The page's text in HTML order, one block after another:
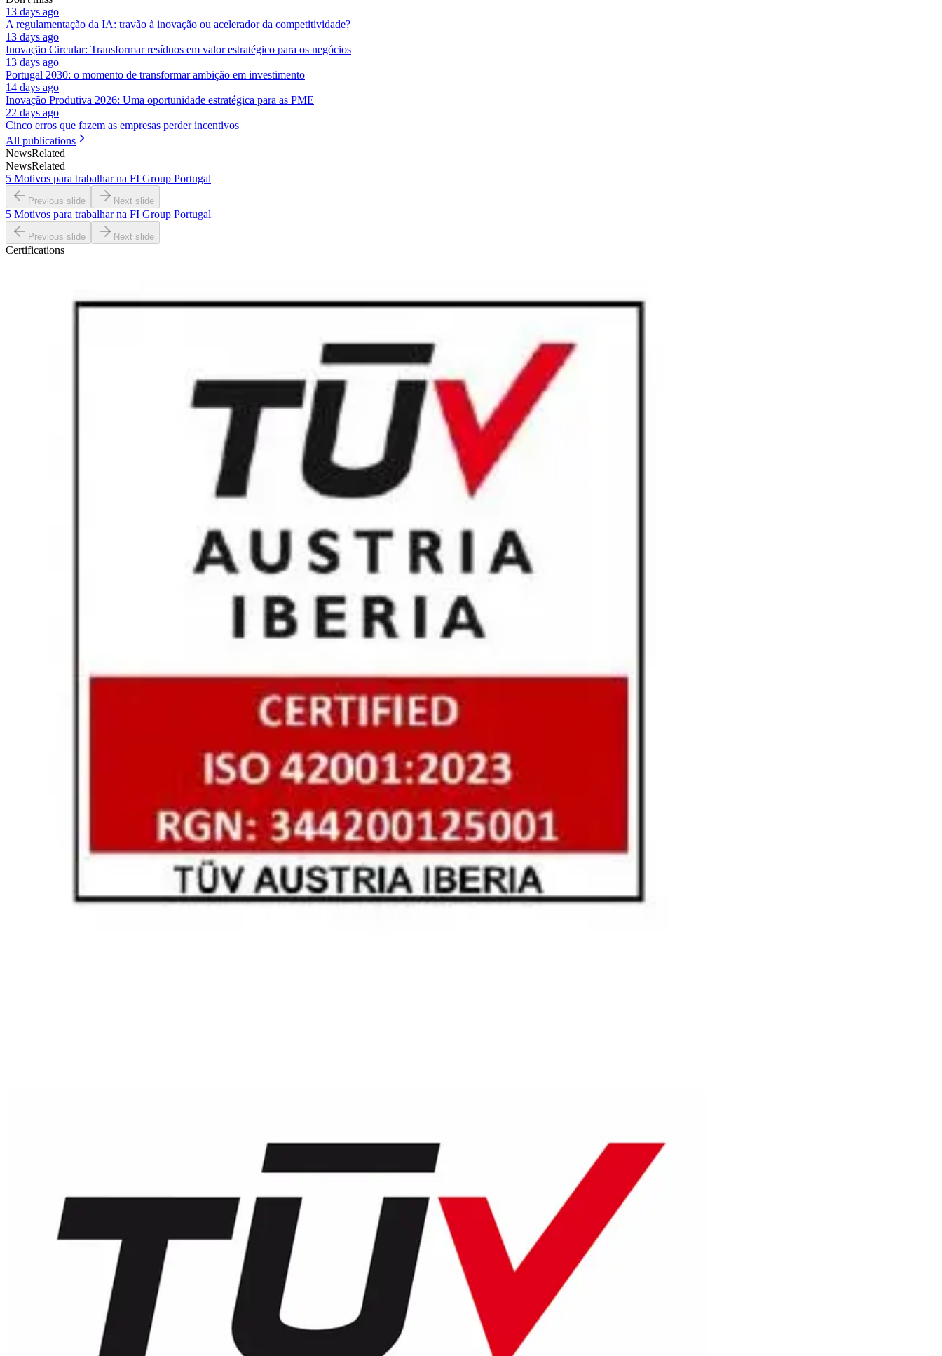
13 days ago
A regulamentação da IA: travão à inovação ou acelerador da competitividade?
13 days ago
Inovação Circular: Transformar resíduos em valor estratégico para os negócios
13 days ago
Portugal 2030: o momento de transformar ambição em investimento
14 days ago
Inovação Produtiva 2026: Uma oportunidade estratégica para as PME
22 days ago
Cinco erros que fazem as empresas perder incentivos
All publications
NewsRelated
NewsRelated
5 Motivos para trabalhar na FI Group Portugal
Previous slide Next slide
5 Motivos para trabalhar na FI Group Portugal
Previous slide Next slide
Certifications